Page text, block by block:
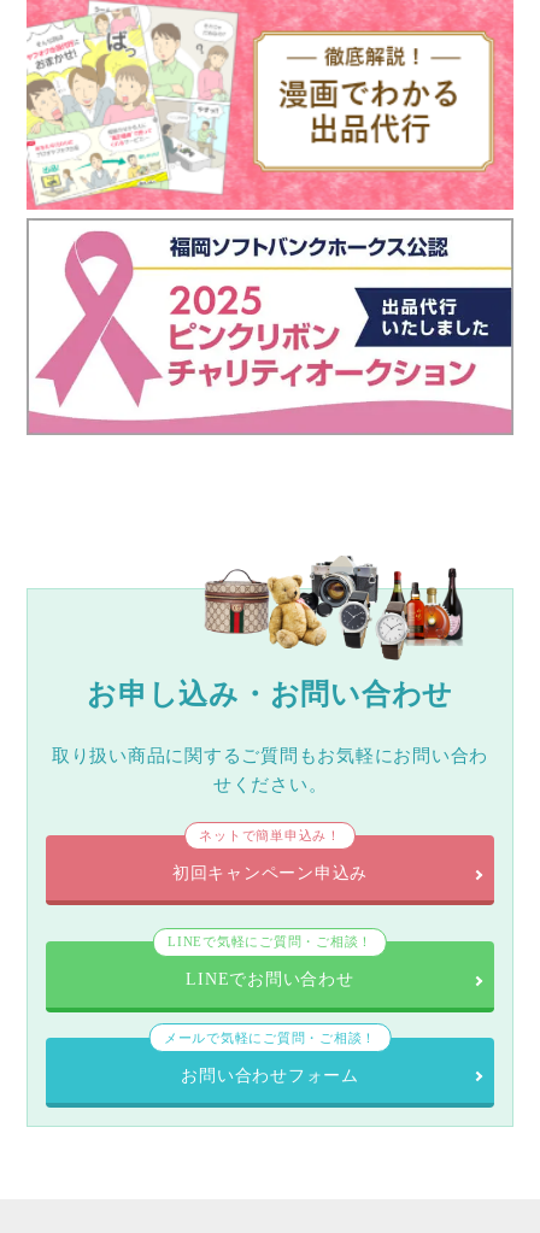
お申し込み・お問い合わせ
取り扱い商品に関するご質問もお気軽にお問い合わ
せください。
ネットで簡単申込み！
初回キャンペーン申込み
LINEで気軽にご質問・ご相談！
LINEでお問い合わせ
メールで気軽にご質問・ご相談！
お問い合わせフォーム